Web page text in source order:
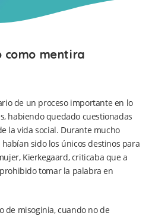
como mentira
de un proceso importante en lo
habiendo quedado cuestionadas
la vida social. Durante mucho
sido los únicos destinos para
Kierkegaard, criticaba que a
tomar la palabra en
de misoginia, cuando no de